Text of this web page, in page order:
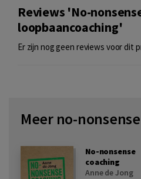
Reviews 'No-
loopbaancoaching'
Er zijn nog geen reviews voor dit
Meer no-
No-nonsense
coaching
Anne de Jong